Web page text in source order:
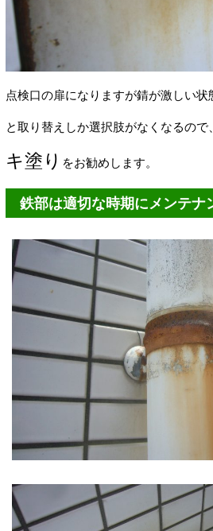
点検口の扉になりますが錆が激しい
と取り替えしか選択肢がなくなるの
キ塗り をお勧めします。
鉄部は適切な時期にメンテナ